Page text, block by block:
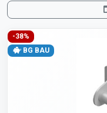
-38%
BG BAU